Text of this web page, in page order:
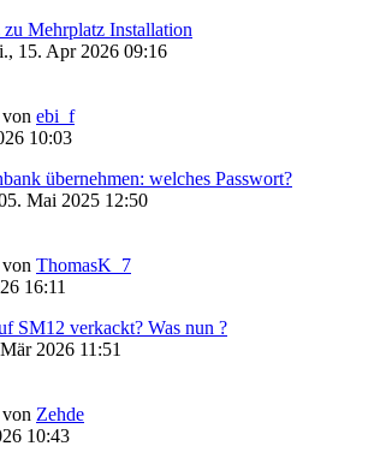
Mehrplatz Installation
15. Apr 2026 09:16
von ebi_f
10:03
übernehmen: welches Passwort?
Mai 2025 12:50
von ThomasK_7
16:11
SM12 verkackt? Was nun ?
2026 11:51
von Zehde
10:43